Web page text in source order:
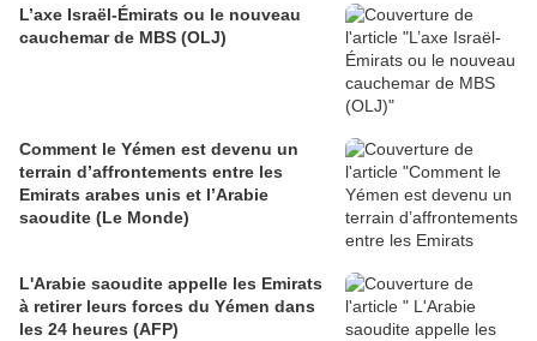
L’axe Israël-Émirats ou le nouveau
cauchemar de MBS (OLJ)
Comment le Yémen est devenu un
terrain d’affrontements entre les
Emirats arabes unis et l’Arabie
saoudite (Le Monde)
L'Arabie saoudite appelle les Emirats
à retirer leurs forces du Yémen dans
les 24 heures (AFP)